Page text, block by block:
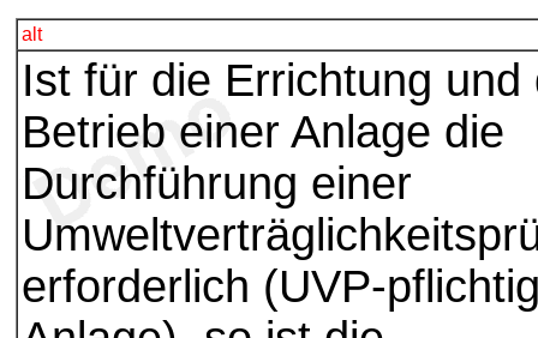
alt
Ist für die Errichtung und
Betrieb einer Anlage die
Durchführung einer
erforderlich (UVP-